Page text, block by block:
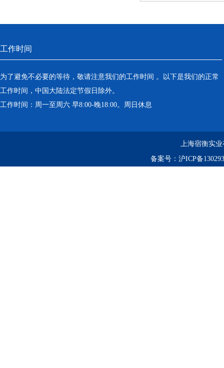
工作时间
为了避免不必要的等待，敬请注意我们的工作时间 。以下是我们的正常
工作时间，中国大陆法定节假日除外。
工作时间：周一至周六 早8:00-晚18:00。周日休息
上海宿衡实
备案号： 沪ICP备